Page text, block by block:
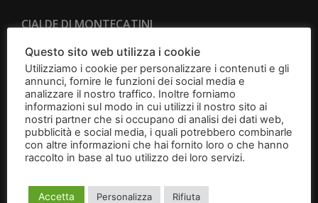
CIALDE DI MONTECATINI
CANTUCCI
BRIGIDINI
IDEE REGALO
CONTATTI
CONDIZIONI GENERALI DI VENDITA
Questo sito web utilizza i cookie
Utilizziamo i cookie per personalizzare i contenuti e gli
annunci, fornire le funzioni dei social media e
analizzare il nostro traffico. Inoltre forniamo
informazioni sul modo in cui utilizzi il nostro sito ai
nostri partner che si occupano di analisi dei dati web,
pubblicità e social media, i quali potrebbero combinarle
con altre informazioni che hai fornito loro o che hanno
raccolto in base al tuo utilizzo dei loro servizi.
Accetta Personalizza Rifiuta